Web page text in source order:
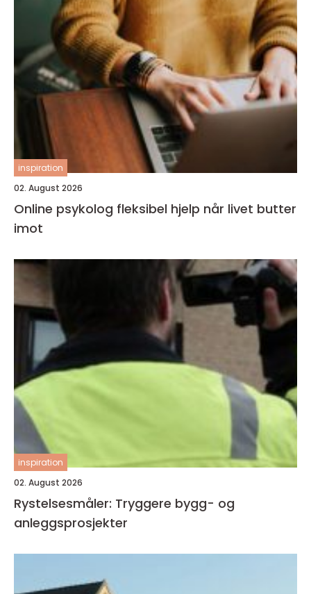
inspiration
02. August 2026
Online psykolog fleksibel hjelp når livet butter
imot
inspiration
02. August 2026
Rystelsesmåler: Tryggere bygg- og
anleggsprosjekter